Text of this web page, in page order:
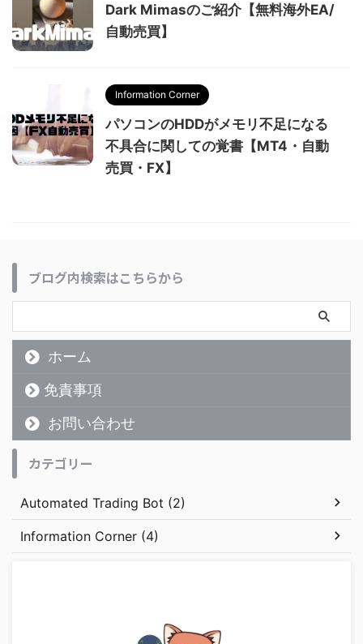
Dark Mimasのご紹介【無料海外EA/
自動売買】
Information Corner
パソコンのHDDがメモリ不足になる
不具合に関しての覚書【MT4・自動
売買・FX】
ブログ内検索はこちらから
ホーム
免責事項
お問い合わせ
カテゴリー
Automated Trading Bot (2)
Information Corner (4)